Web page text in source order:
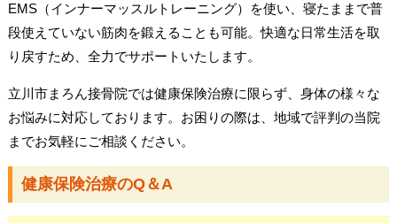
EMS（インナーマッスルトレーニング）を使い、寝たままで普
段使えていない筋肉を鍛えることも可能。快適な日常生活を取
り戻すため、全力でサポートいたします。
立川市まろん接骨院では健康保険治療に限らず、身体の様々な
お悩みに対応しております。お困りの際は、地域で評判の当院
までお気軽にご相談ください。
健康保険治療のQ＆A